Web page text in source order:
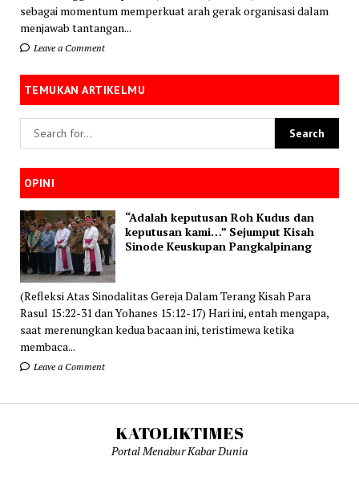
sebagai momentum memperkuat arah gerak organisasi dalam
menjawab tantangan...
Leave a Comment
TEMUKAN ARTIKELMU
OPINI
“Adalah keputusan Roh Kudus dan
keputusan kami…” Sejumput Kisah
Sinode Keuskupan Pangkalpinang
(Refleksi Atas Sinodalitas Gereja Dalam Terang Kisah Para
Rasul 15:22-31 dan Yohanes 15:12-17) Hari ini, entah mengapa,
saat merenungkan kedua bacaan ini, teristimewa ketika
membaca...
Leave a Comment
KATOLIKTIMES
Portal Menabur Kabar Dunia